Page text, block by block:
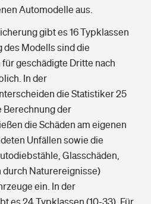
Automodelle aus.
gibt es 16 Typklassen
des Modells sind die
geschädigte Dritte nach
In der
die Statistiker 25
Berechnung der
die Schäden am eigenen
Unfällen sowie die
Glasschäden,
durch Naturereignisse)
ein. In der
es 24 Typklassen (10-33). Für